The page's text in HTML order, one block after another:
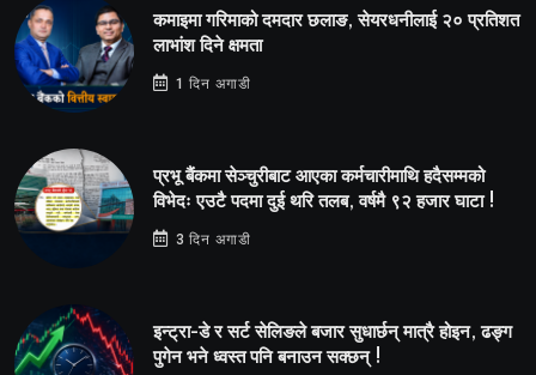
कमाइमा गरिमाको दमदार छलाङ, सेयरधनीलाई २० प्रतिशत
लाभांश दिने क्षमता
1 दिन अगाडी
प्रभू बैंकमा सेञ्चुरीबाट आएका कर्मचारीमाथि हदैसम्मको
विभेदः एउटै पदमा दुई थरि तलब, वर्षमै ९२ हजार घाटा !
3 दिन अगाडी
इन्ट्रा-डे र सर्ट सेलिङले बजार सुधार्छन् मात्रै होइन, ढङ्ग
पुगेन भने ध्वस्त पनि बनाउन सक्छन् !